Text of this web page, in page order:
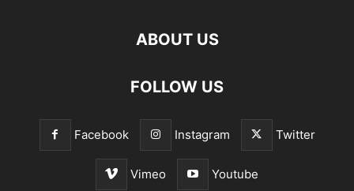
ABOUT US
FOLLOW US
Facebook Instagram Twitter
Vimeo Youtube